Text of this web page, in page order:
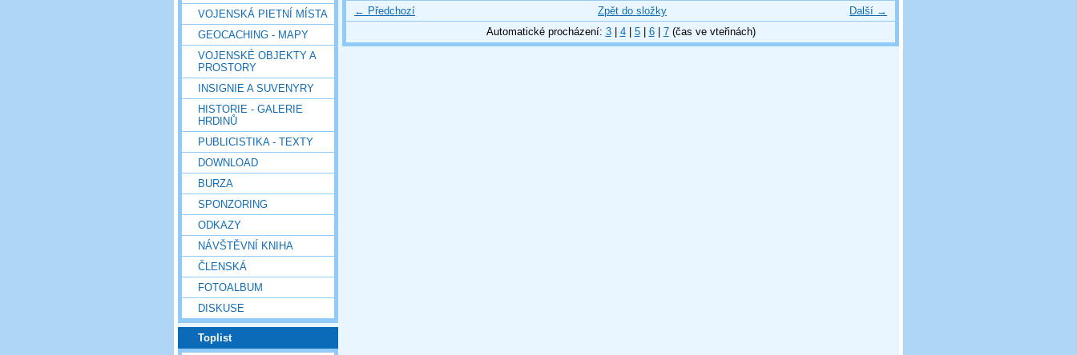
VOJENSKÁ PIETNÍ MÍSTA
GEOCACHING - MAPY
VOJENSKÉ OBJEKTY A
PROSTORY
INSIGNIE A SUVENYRY
HISTORIE - GALERIE
HRDINŮ
PUBLICISTIKA - TEXTY
DOWNLOAD
BURZA
SPONZORING
ODKAZY
NÁVŠTĚVNÍ KNIHA
ČLENSKÁ
FOTOALBUM
DISKUSE
Toplist
← Předchozí Další →
Zpět do složky
Automatické procházení: 3| 4| 5| 6| 7(čas ve vteřinách)